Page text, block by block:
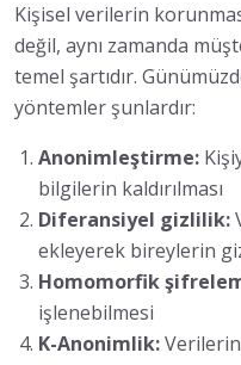
Kişisel verilerin
değil, aynı zamanda
temel şartıdır.
yöntemler şunlardır:
Anonimleştirme:
bilgilerin kaldırılması
Diferansiyel gizlilik:
ekleyerek bireylerin
Homomorfik
işlenebilmesi
K-Anonimlik: